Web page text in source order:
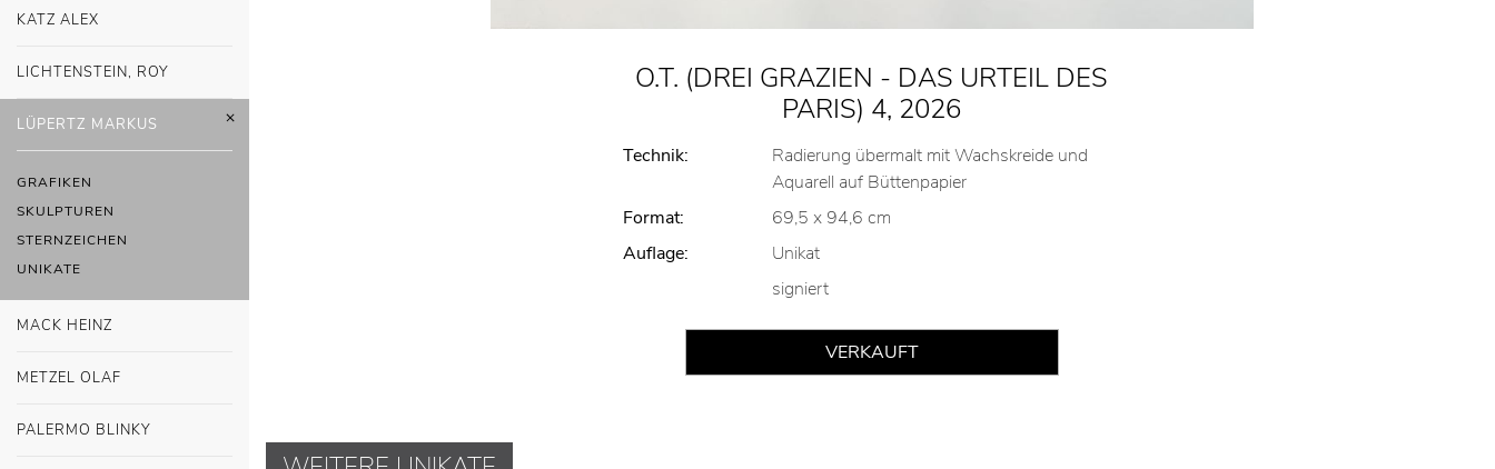
KATZ ALEX
LICHTENSTEIN, ROY
LÜPERTZ MARKUS
GRAFIKEN
SKULPTUREN
STERNZEICHEN
UNIKATE
MACK HEINZ
METZEL OLAF
PALERMO BLINKY
O.T. (DREI GRAZIEN - DAS URTEIL DES
PARIS) 4, 2026
Technik:
Radierung übermalt mit Wachskreide und
Aquarell auf Büttenpapier
Format:
69,5 x 94,6 cm
Auflage:
Unikat
signiert
VERKAUFT